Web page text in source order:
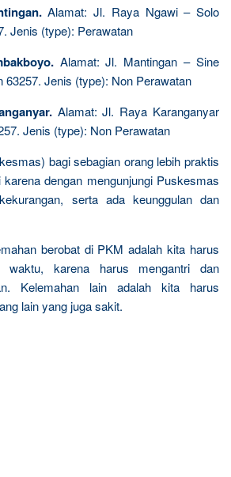
Alamat: Jl. Raya Ngawi – Solo
Jenis (type): Perawatan
Alamat: Jl. Mantingan – Sine
63257. Jenis (type): Non Perawatan
Alamat: Jl. Raya Karanganyar
Jenis (type): Non Perawatan
bagi sebagian orang lebih praktis
dengan mengunjungi Puskesmas
serta ada keunggulan dan
berobat di PKM adalah kita harus
waktu, karena harus mengantri dan
Kelemahan lain adalah kita harus
lain yang juga sakit.